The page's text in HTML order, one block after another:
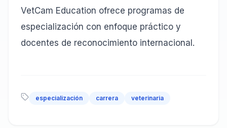
VetCam Education ofrece programas de
especialización con enfoque práctico y
docentes de reconocimiento internacional.
especialización carrera veterinaria